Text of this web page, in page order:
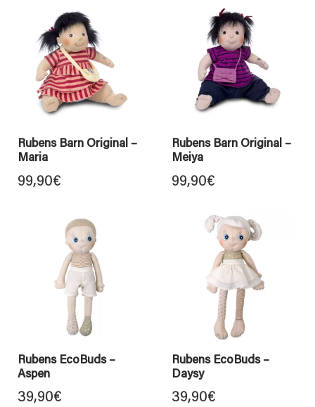
Rubens Barn Original –
Maria
99,90€
Rubens Barn Original –
Meiya
99,90€
Rubens EcoBuds –
Aspen
39,90€
Rubens EcoBuds –
Daysy
39,90€